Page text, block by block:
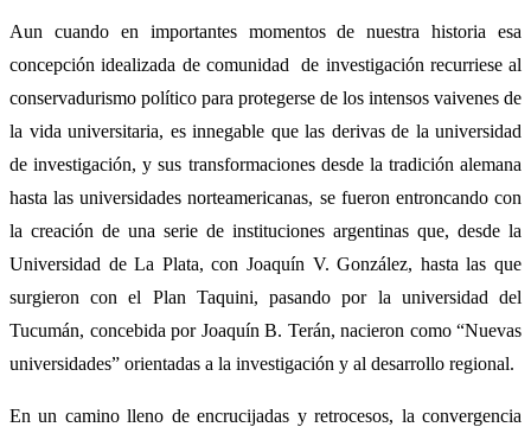
Aun cuando en importantes momentos de nuestra historia esa
concepción idealizada de comunidad de investigación recurriese al
conservadurismo político para protegerse de los intensos vaivenes de
la vida universitaria, es innegable que las derivas de la universidad
de investigación, y sus transformaciones desde la tradición alemana
hasta las universidades norteamericanas, se fueron entroncando con
la creación de una serie de instituciones argentinas que, desde la
Universidad de La Plata, con Joaquín V. González, hasta las que
surgieron con el Plan Taquini, pasando por la universidad del
Tucumán, concebida por Joaquín B. Terán, nacieron como “Nuevas
universidades” orientadas a la investigación y al desarrollo regional.
En un camino lleno de encrucijadas y retrocesos, la convergencia